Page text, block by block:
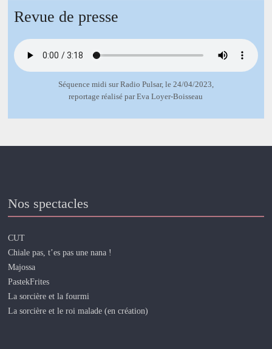
Revue de presse
Séquence midi sur Radio Pulsar, le 24/04/2023,
reportage réalisé par Eva Loyer-Boisseau
Nos spectacles
CUT
Chiale pas, t’es pas une nana !
Majossa
PastekFrites
La sorcière et la fourmi
La sorcière et le roi malade (en création)